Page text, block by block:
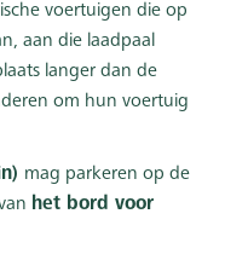
voertuigen die op
aan die laadpaal
langer dan de
om hun voertuig
mag parkeren op de
het bord voor